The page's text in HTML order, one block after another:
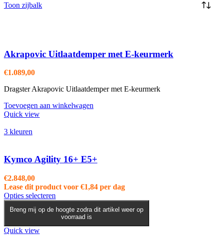
Toon zijbalk
Akrapovic Uitlaatdemper met E-keurmerk
€1.089,00
Dragster Akrapovic Uitlaatdemper met E-keurmerk
Toevoegen aan winkelwagen
Quick view
3 kleuren
Kymco Agility 16+ E5+
€2.848,00
Lease dit product voor €1,84 per dag
Opties selecteren
product
heeft
meerdere
Breng mij op de hoogte zodra dit artikel weer op
voorraad is
Quick view